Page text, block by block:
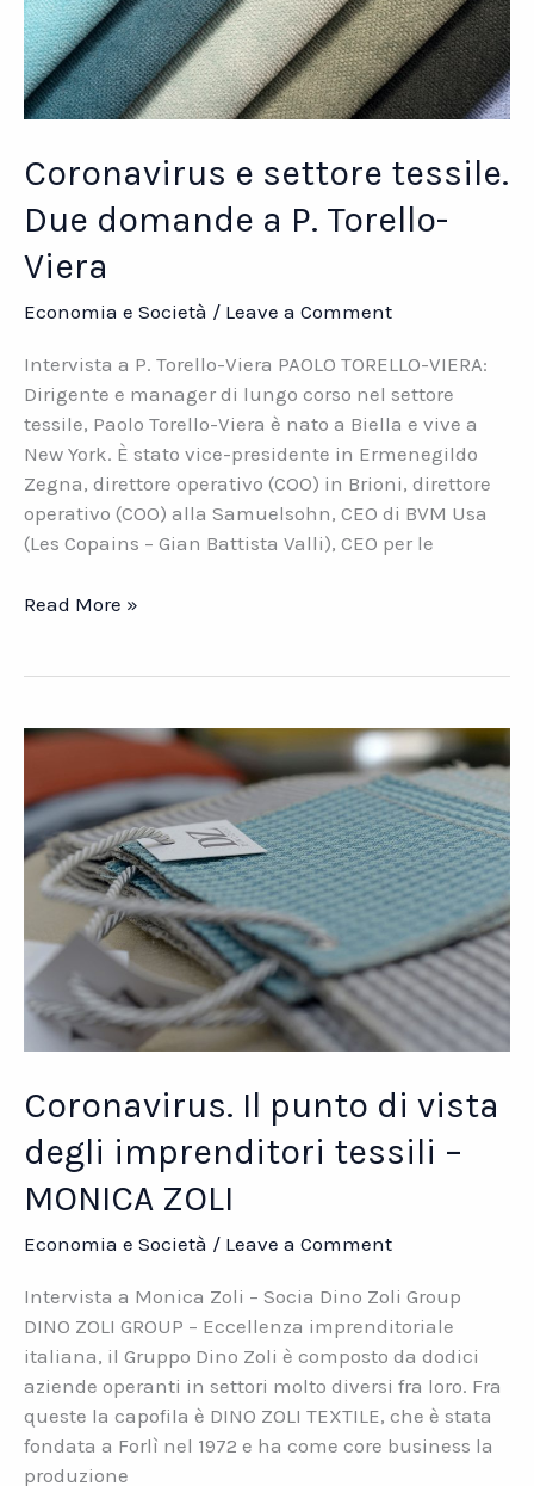
Coronavirus e settore tessile.
Due domande a P. Torello-
Viera
Economia e Società / Leave a Comment
Intervista a P. Torello-Viera PAOLO TORELLO-VIERA:
Dirigente e manager di lungo corso nel settore
tessile, Paolo Torello-Viera è nato a Biella e vive a
New York. È stato vice-presidente in Ermenegildo
Zegna, direttore operativo (COO) in Brioni, direttore
operativo (COO) alla Samuelsohn, CEO di BVM Usa
(Les Copains – Gian Battista Valli), CEO per le
Coronavirus
domande
P.
Torello-
Viera
Read More »
Coronavirus. Il punto di vista
degli imprenditori tessili –
MONICA ZOLI
Economia e Società / Leave a Comment
Intervista a Monica Zoli – Socia Dino Zoli Group
DINO ZOLI GROUP – Eccellenza imprenditoriale
italiana, il Gruppo Dino Zoli è composto da dodici
aziende operanti in settori molto diversi fra loro. Fra
queste la capofila è DINO ZOLI TEXTILE, che è stata
fondata a Forlì nel 1972 e ha come core business la
produzione